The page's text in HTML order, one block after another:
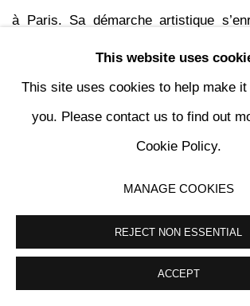
à Paris. Sa démarche artistique
problématiques d’obsolescence,
et de surconsommation, tout en
de nouvelles réponses aux
contemporains. “Matières
illustre cette approche et a été
Dot Best of the Best et une Mention
Noailles en 2019.
This website uses
This site uses cookies to help make
you. Please contact us to find out
Cookie Policy.
MANAGE COOKIES
REJECT NON ESSENTIAL
ACCEPT